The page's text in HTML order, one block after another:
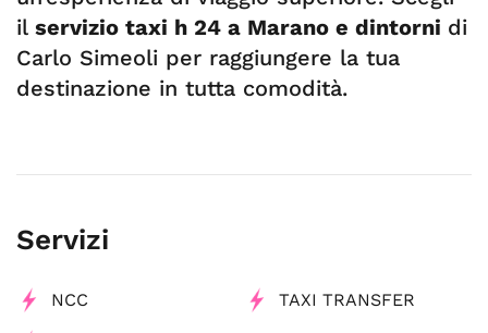
il servizio taxi h 24 a Marano e dintorni di
Carlo Simeoli per raggiungere la tua
destinazione in tutta comodità.
Servizi
NCC TAXI TRANSFER